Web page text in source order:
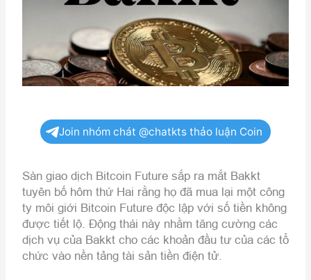
Join nhóm chát @chatkts thảo luận Coin
Sàn giao dịch Bitcoin Future sắp ra mắt Bakkt
tuyên bố hôm thứ Hai rằng họ đã mua lại một công
ty môi giới Bitcoin Future độc lập với số tiền không
được tiết lộ. Động thái này nhằm tăng cường các
dịch vụ của Bakkt cho các khoản đầu tư của các tổ
chức vào nền tảng tài sản tiền điện tử.